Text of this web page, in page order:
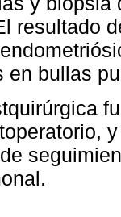
resultado
en bullas